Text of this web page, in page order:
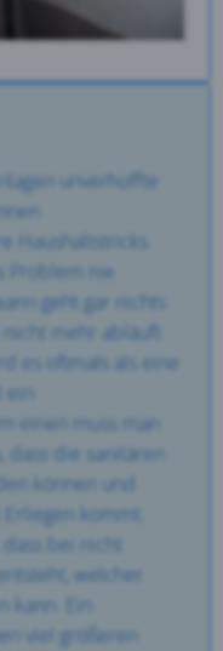
unverhoffte
Haushaltstricks
Problem nie
geht gar nichts
mehr abläuft
es oftmals als eine
einen muss man
die sanitären
können und
kommt.
bei nicht
welcher
Ein
viel größeren